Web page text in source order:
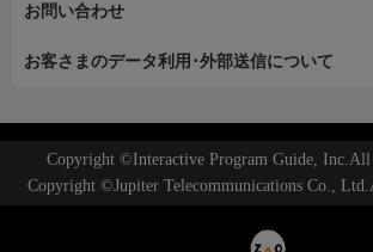
お問い合わせ
お客さまのデータ利用･外部送信について
Copyright ©Interactive Program Guide, Inc.All
Copyright ©Jupiter Telecommunications Co.,